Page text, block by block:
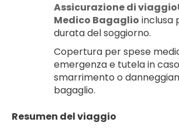
Assicurazione di
Medico Bagaglio inclusa
durata del soggiorno.
Copertura per spese
emergenza e tutela in
smarrimento o
bagaglio.
Resumen del viaggio